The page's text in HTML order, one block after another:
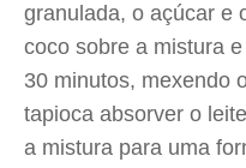
granulada, o açúcar e
coco sobre a mistura
30 minutos, mexendo
tapioca absorver o
a mistura para uma